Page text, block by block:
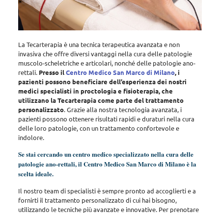
La Tecarterapia è una tecnica terapeutica avanzata e non
invasiva che offre diversi vantaggi nella cura delle patologie
muscolo-scheletriche e articolari, nonché delle patologie ano-
rettali. Presso ilCentro Medico San Marco di Milano, i
pazienti possono beneficiare dell’esperienza dei nostri
medici specialisti in proctologia e fisioterapia, che
utilizzano la Tecarterapia come parte del trattamento
personalizzato. Grazie alla nostra tecnologia avanzata, i
pazienti possono ottenere risultati rapidi e duraturi nella cura
delle loro patologie, con un trattamento confortevole e
indolore.
Se stai cercando un centro medico specializzato nella cura delle
patologie ano-rettali, il Centro Medico San Marco di Milano è la
scelta ideale.
Il nostro team di specialisti è sempre pronto ad accoglierti e a
fornirti il trattamento personalizzato di cui hai bisogno,
utilizzando le tecniche più avanzate e innovative. Per prenotare